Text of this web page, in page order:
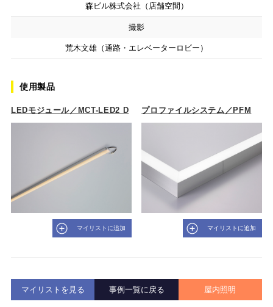
森ビル株式会社（店舗空間）
撮影
荒木文雄（通路・エレベーターロビー）
使用製品
LEDモジュール／MCT-LED2 D
マイリストに追加
プロファイルシステム／PFM
マイリストに追加
マイリストを見る 事例一覧に戻る 屋内照明